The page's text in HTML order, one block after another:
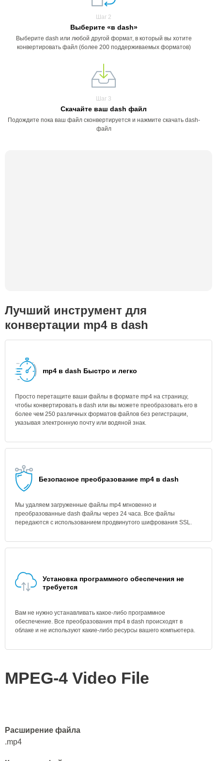
Шаг 2
Выберите «в dash»
Выберите dash или любой другой формат, в который вы хотите
конвертировать файл (более 200 поддерживаемых форматов)
Шаг 3
Скачайте ваш dash файл
Подождите пока ваш файл сконвертируется и нажмите скачать dash-
файл
Лучший инструмент для
конвертации mp4 в dash
mp4 в dash Быстро и легко
Просто перетащите ваши файлы в формате mp4 на страницу,
чтобы конвертировать в dash или вы можете преобразовать его в
более чем 250 различных форматов файлов без регистрации,
указывая электронную почту или водяной знак.
Безопасное преобразование mp4 в dash
Мы удаляем загруженные файлы mp4 мгновенно и
преобразованные dash файлы через 24 часа. Все файлы
передаются с использованием продвинутого шифрования SSL.
Установка программного обеспечения не
требуется
Вам не нужно устанавливать какое-либо программное
обеспечение. Все преобразования mp4 в dash происходят в
облаке и не используют какие-либо ресурсы вашего компьютера.
MPEG-4 Video File
Расширение файла
.mp4